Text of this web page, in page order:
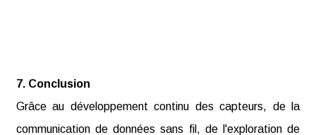
7. Conclusion
Grâce au développement continu des capteurs, de la
communication de données sans fil, de l'exploration de